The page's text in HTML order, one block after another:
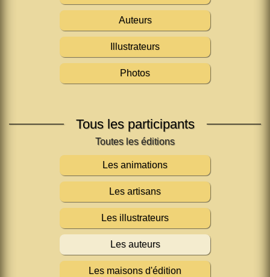
Auteurs
Illustrateurs
Photos
Tous les participants
Les animations
Les artisans
Les illustrateurs
Les auteurs
Les maisons d'édition